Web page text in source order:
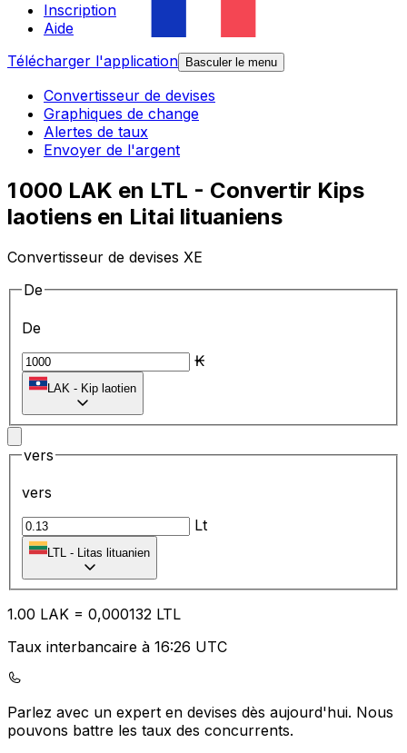
Inscription
Aide
Télécharger l'application
Basculer le menu
Convertisseur de devises
Graphiques de change
Alertes de taux
Envoyer de l'argent
1 000 LAK en LTL - Convertir Kips
laotiens en Litai lituaniens
Convertisseur de devises XE
De
De
₭
LAK - Kip laotien
vers
vers
Lt
LTL - Litas lituanien
1.00 LAK = 0,000132 LTL
Taux interbancaire à 16:26 UTC
Parlez avec un expert en devises dès aujourd'hui. Nous
pouvons battre les taux des concurrents.